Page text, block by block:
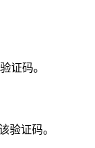
证码。
验证码。